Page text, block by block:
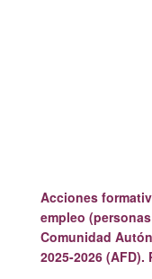
Acciones
empleo
Comunidad
2025-2026 (AFD).